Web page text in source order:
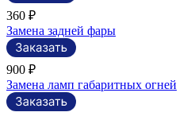
360 ₽
Замена задней фары
900 ₽
Замена ламп габаритных огней